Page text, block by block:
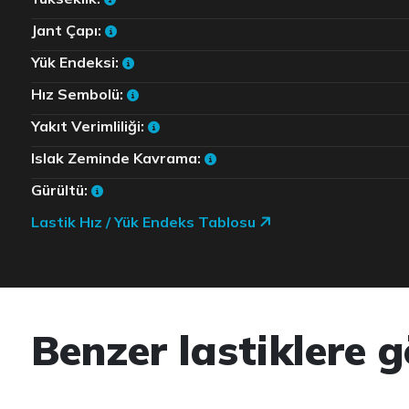
Jant Çapı:
Yük Endeksi:
Hız Sembolü:
Yakıt Verimliliği:
Islak Zeminde Kavrama:
Gürültü:
Lastik Hız / Yük Endeks Tablosu
Benzer lastiklere